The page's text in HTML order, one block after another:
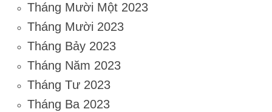
Tháng Mười Một 2023
Tháng Mười 2023
Tháng Bảy 2023
Tháng Năm 2023
Tháng Tư 2023
Tháng Ba 2023